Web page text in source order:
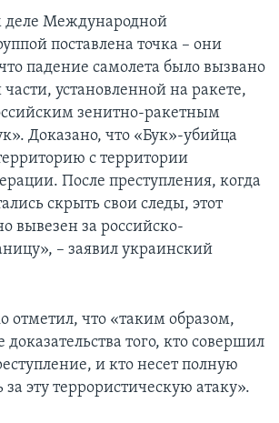
деле Международной
поставлена точка – они
падение самолета было вызвано
установленной на ракете,
зенитно-ракетным
Доказано, что «Бук»-убийца
с территории
После преступления, когда
скрыть свои следы, этот
вывезен за российско-
– заявил украинский
отметил, что «таким образом,
доказательства того, кто совершил
и кто несет полную
за эту террористическую атаку».